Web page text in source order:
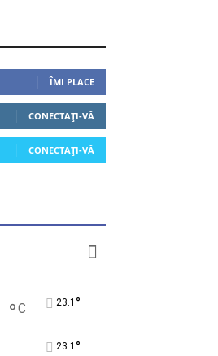
ÎMI PLACE
CONECTAȚI-VĂ
CONECTAȚI-VĂ
°C 23.1 °
23.1 °